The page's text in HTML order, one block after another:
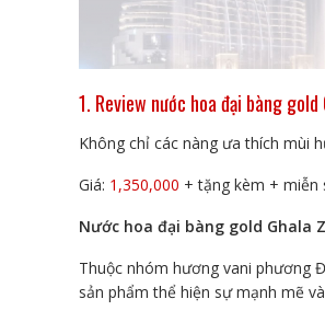
1. Review nước hoa đại bàng
Không chỉ các nàng ưa thích mùi
Giá: 1,350,000 + tặng kèm + miễn
Nước hoa đại bàng gold Ghala
Thuộc nhóm hương vani phương
sản phẩm thể hiện sự mạnh mẽ